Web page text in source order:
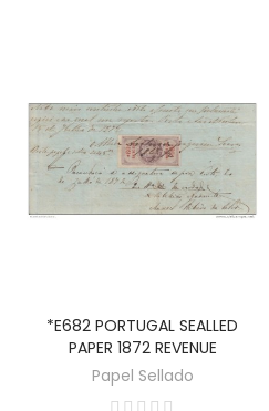
AÑADIR AL CARRITO
*E682 PORTUGAL SEALLED
PAPER 1872 REVENUE
Papel Sellado